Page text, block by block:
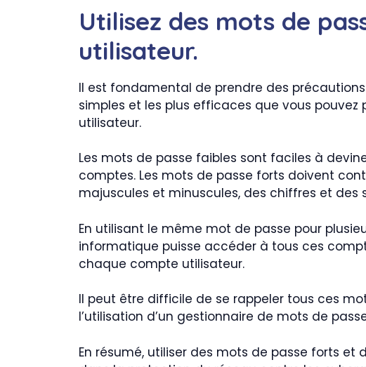
Utilisez des mots de
utilisateur.
Il est fondamental de prendre des
simples et les plus efficaces que vous
utilisateur.
Les mots de passe faibles sont faciles à
comptes. Les mots de passe forts doivent
majuscules et minuscules, des chiffres et des
En utilisant le même mot de passe pour
informatique puisse accéder à tous ces
chaque compte utilisateur.
Il peut être difficile de se rappeler tous ces
l’utilisation d’un gestionnaire de mots de
En résumé, utiliser des mots de passe forts